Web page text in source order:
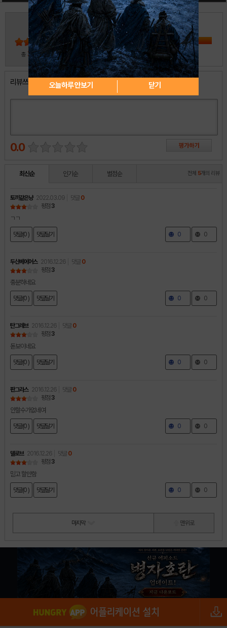
3
총 30 명 참여
5
리뷰쓰기
0.0
최신순 인기순 별점순 전체 5개의 리뷰
토끼같은냥 2022.03.09 댓글 0
평점 3
ㄱㄱ
댓글(0 ) 댓글달기 0 0
두산베에어스 2016.12.26 댓글 0
평점 3
충분하네요
댓글(0 ) 댓글달기 0 0
탄그레브 2016.12.26 댓글 0
평점 3
돋보이네요
댓글(0 ) 댓글달기 0 0
판그라스 2016.12.26 댓글 0
평점 3
안할수가없네여
댓글(0 ) 댓글달기 0 0
델로브 2016.12.26 댓글 0
평점 3
믿고 할만함
댓글(0 ) 댓글달기 0 0
마지막 맨 위로
오늘하루 안보기 닫기